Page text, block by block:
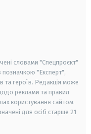
словами "Спецпроєкт"
позначкою "Експерт",
та героїв. Редакція може
реклами та правил
користування сайтом.
для осіб старше 21